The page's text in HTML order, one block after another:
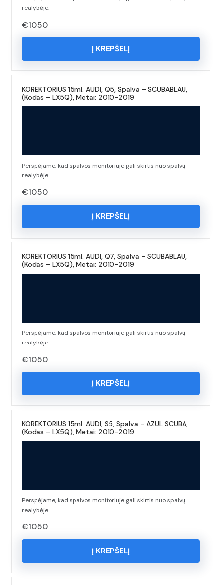
realybėje.
€10.50
Į KREPŠELĮ
KOREKTORIUS 15ml. AUDI, Q5, Spalva – SCUBABLAU,
(Kodas – LX5Q), Metai: 2010-2019
Perspėjame, kad spalvos monitoriuje gali skirtis nuo spalvų
realybėje.
€10.50
Į KREPŠELĮ
KOREKTORIUS 15ml. AUDI, Q7, Spalva – SCUBABLAU,
(Kodas – LX5Q), Metai: 2010-2019
Perspėjame, kad spalvos monitoriuje gali skirtis nuo spalvų
realybėje.
€10.50
Į KREPŠELĮ
KOREKTORIUS 15ml. AUDI, S5, Spalva – AZUL SCUBA,
(Kodas – LX5Q), Metai: 2010-2019
Perspėjame, kad spalvos monitoriuje gali skirtis nuo spalvų
realybėje.
€10.50
Į KREPŠELĮ